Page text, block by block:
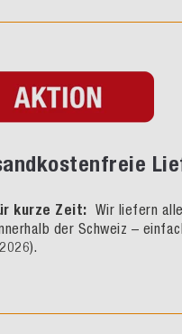
kurze Zeit: Wir liefern
der Schweiz –